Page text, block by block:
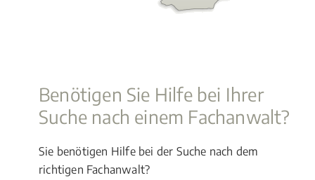
Benötigen Sie Hilfe bei Ihrer
Suche nach einem Fachanwalt?
Sie benötigen Hilfe bei der Suche nach dem
richtigen Fachanwalt?